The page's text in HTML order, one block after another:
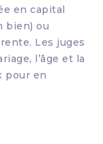
en capital
bien) ou
Les juges
l’âge et la
pour en